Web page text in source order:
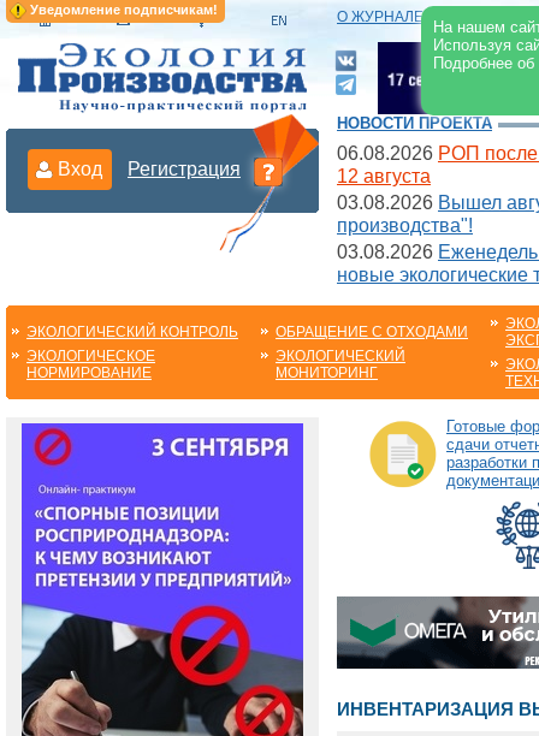
Уведомление подписчикам!
На нашем
Используя
Подробнее
О ЖУРНАЛЕ |
Вход Регистрация
НОВОСТИ ПРОЕКТА
06.08.2026 РОП после
12 августа
03.08.2026 Вышел
производства"!
03.08.2026
новые экологические
ЭКОЛОГИЧЕСКИЙ КОНТРОЛЬ
ЭКОЛОГИЧЕСКОЕ
НОРМИРОВАНИЕ
ОБРАЩЕНИЕ С ОТХОДАМИ
ЭКОЛОГИЧЕСКИЙ
МОНИТОРИНГ
Готовые
сдачи
разработки
ИНВЕНТАРИЗАЦИЯ